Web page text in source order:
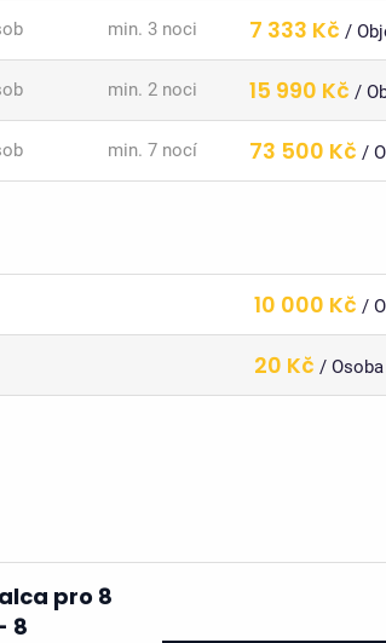
min. 3 noci 7 333 Kč /
min. 2 noci 15 990 Kč /
min. 7 nocí 73 500 Kč /
10 000 Kč /
20 Kč /
pro 8
8